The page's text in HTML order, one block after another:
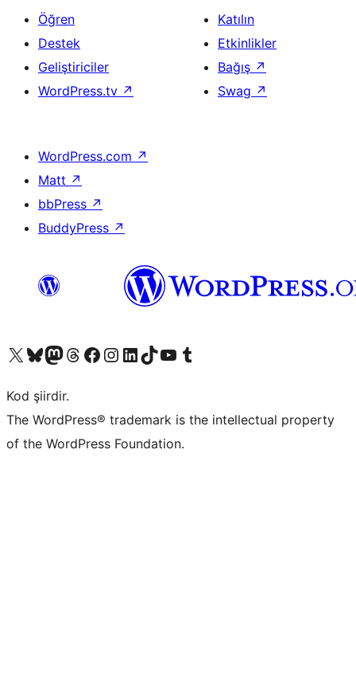
Öğren
Destek
Geliştiriciler
WordPress.tv ↗
Katılın
Etkinlikler
Bağış ↗
Swag ↗
WordPress.com ↗
Matt ↗
bbPress ↗
BuddyPress ↗
X (eski Twitter) hesabımıza bakın
Bluesky hesabımızı ziyaret edinMastodon hesabımızı ziyaret edinThreads hesabımızı ziyaret edinFacebook sayfamızı ziyaret edinInstagram hesabımızı ziyaret edinLinkedIn hesabımızı ziyaret edinTikTok hesabımızı ziyaret edinYouTube kanalımızı ziyaret edinTumblr hesabımızı ziyaret edin
Kod şiirdir.
The WordPress® trademark is the intellectual property
of the WordPress Foundation.